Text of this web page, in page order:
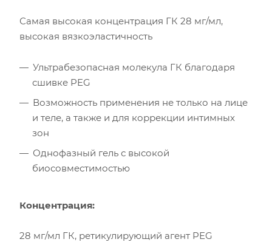
Самая высокая концентрация ГК 28 мг/мл,
высокая вязкоэластичность
Ультрабезопасная молекула ГК благодаря
сшивке PEG
Возможность применения не только на лице
и теле, а также и для коррекции интимных
зон
Однофазный гель с высокой
биосовместимостью
Концентрация:
28 мг/мл ГК, ретикулирующий агент PEG